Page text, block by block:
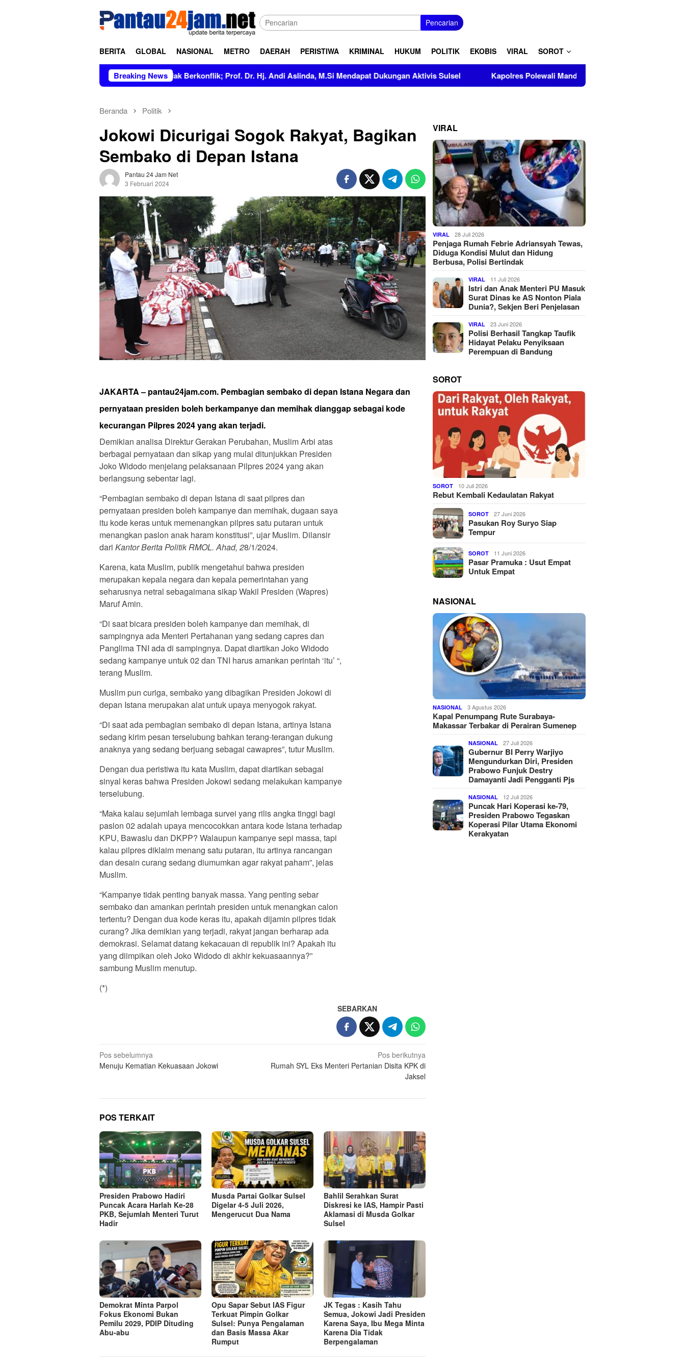
Pencarian
BERITA GLOBAL NASIONAL METRO DAERAH PERISTIWA KRIMINAL HUKUM POLITIK EKOBIS VIRAL SOROT
Breaking News
Dipimpin Figur Bersih dan Tidak Berkonflik; Prof. Dr. Hj. Andi Aslinda, M.Si Mendapat Dukungan Aktivis Sulsel Kapolres Polewali Mandar Turut Musnahkan Barang Bukti Perkara
Beranda Politik
Jokowi Dicurigai Sogok Rakyat, Bagikan
Sembako di Depan Istana
Pantau 24 Jam Net
3 Februari 2024
JAKARTA – pantau24jam.com. Pembagian sembako di depan Istana Negara dan
pernyataan presiden boleh berkampanye dan memihak dianggap sebagai kode
kecurangan Pilpres 2024 yang akan terjadi.
Demikian analisa Direktur Gerakan Perubahan, Muslim Arbi atas
berbagai pernyataan dan sikap yang mulai ditunjukkan Presiden
Joko Widodo menjelang pelaksanaan Pilpres 2024 yang akan
berlangsung sebentar lagi.
“Pembagian sembako di depan Istana di saat pilpres dan
pernyataan presiden boleh kampanye dan memihak, dugaan saya
itu kode keras untuk memenangkan pilpres satu putaran untuk
menangkan paslon anak haram konstitusi”, ujar Muslim. Dilansir
dari Kantor Berita Politik RMOL. Ahad, 28/1/2024.
Karena, kata Muslim, publik mengetahui bahwa presiden
merupakan kepala negara dan kepala pemerintahan yang
seharusnya netral sebagaimana sikap Wakil Presiden (Wapres)
Maruf Amin.
“Di saat bicara presiden boleh kampanye dan memihak, di
sampingnya ada Menteri Pertahanan yang sedang capres dan
Panglima TNI ada di sampingnya. Dapat diartikan Joko Widodo
sedang kampanye untuk 02 dan TNI harus amankan perintah ‘itu’ “,
terang Muslim.
Muslim pun curiga, sembako yang dibagikan Presiden Jokowi di
depan Istana merupakan alat untuk upaya menyogok rakyat.
“Di saat ada pembagian sembako di depan Istana, artinya Istana
sedang kirim pesan terselubung bahkan terang-terangan dukung
anaknya yang sedang berjuang sebagai cawapres”, tutur Muslim.
Dengan dua peristiwa itu kata Muslim, dapat diartikan sebagai
sinyal keras bahwa Presiden Jokowi sedang melakukan kampanye
terselubung.
“Maka kalau sejumlah lembaga survei yang rilis angka tinggi bagi
paslon 02 adalah upaya mencocokkan antara kode Istana terhadap
KPU, Bawaslu dan DKPP? Walaupun kampanye sepi massa, tapi
kalau pilpres diklaim menang satu putaran, itu artinya rancangan
dan desain curang sedang diumumkan agar rakyat paham”, jelas
Muslim.
“Kampanye tidak penting banyak massa. Yang penting sebar
sembako dan amankan perintah presiden untuk menangkan calon
tertentu? Dengan dua kode keras itu, apakah dijamin pilpres tidak
curang? Jika demikian yang terjadi, rakyat jangan berharap ada
demokrasi. Selamat datang kekacauan di republik ini? Apakah itu
yang diimpikan oleh Joko Widodo di akhir kekuasaannya?”
sambung Muslim menutup.
(*)
SEBARKAN
Navigasi
pos
Pos sebelumnya
Menuju Kematian Kekuasaan Jokowi
Pos berikutnya
Rumah SYL Eks Menteri Pertanian Disita KPK di
Jaksel
POS TERKAIT
Presiden Prabowo Hadiri
Puncak Acara Harlah Ke-28
PKB, Sejumlah Menteri Turut
Hadir
Musda Partai Golkar Sulsel
Digelar 4-5 Juli 2026,
Mengerucut Dua Nama
Bahlil Serahkan Surat
Diskresi ke IAS, Hampir Pasti
Aklamasi di Musda Golkar
Sulsel
Demokrat Minta Parpol
Fokus Ekonomi Bukan
Pemilu 2029, PDIP Dituding
Abu-abu
Opu Sapar Sebut IAS Figur
Terkuat Pimpin Golkar
Sulsel: Punya Pengalaman
dan Basis Massa Akar
Rumput
JK Tegas : Kasih Tahu
Semua, Jokowi Jadi Presiden
Karena Saya, Ibu Mega Minta
Karena Dia Tidak
Berpengalaman
VIRAL
VIRAL 28 Juli 2026
Penjaga Rumah Febrie Adriansyah Tewas,
Diduga Kondisi Mulut dan Hidung
Berbusa, Polisi Bertindak
VIRAL 11 Juli 2026
Istri dan Anak Menteri PU Masuk
Surat Dinas ke AS Nonton Piala
Dunia?, Sekjen Beri Penjelasan
VIRAL 23 Juni 2026
Polisi Berhasil Tangkap Taufik
Hidayat Pelaku Penyiksaan
Perempuan di Bandung
SOROT
SOROT 10 Juli 2026
Rebut Kembali Kedaulatan Rakyat
SOROT 27 Juni 2026
Pasukan Roy Suryo Siap
Tempur
SOROT 11 Juni 2026
Pasar Pramuka : Usut Empat
Untuk Empat
NASIONAL
NASIONAL 3 Agustus 2026
Kapal Penumpang Rute Surabaya-
Makassar Terbakar di Perairan Sumenep
NASIONAL 27 Juli 2026
Gubernur BI Perry Warjiyo
Mengundurkan Diri, Presiden
Prabowo Funjuk Destry
Damayanti Jadi Pengganti Pjs
NASIONAL 12 Juli 2026
Puncak Hari Koperasi ke-79,
Presiden Prabowo Tegaskan
Koperasi Pilar Utama Ekonomi
Kerakyatan